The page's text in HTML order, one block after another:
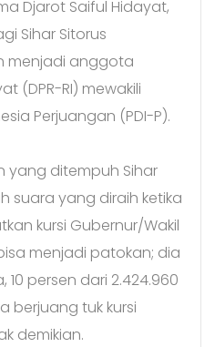
Djarot Saiful Hidayat,
Sihar Sitorus
menjadi anggota
(DPR-RI) mewakili
Perjuangan (PDI-P).
yang ditempuh Sihar
suara yang diraih ketika
kursi Gubernur/Wakil
menjadi patokan; dia
10 persen dari 2.424.960
berjuang tuk kursi
demikian.